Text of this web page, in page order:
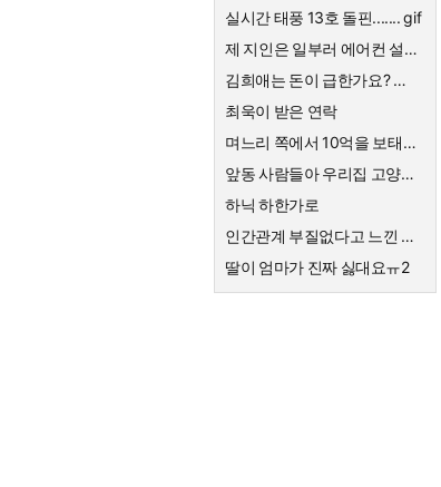
실시간 태풍 13호 돌핀....... gif
제 지인은 일부러 에어컨 설치를 안해요
김희애는 돈이 급한가요? 왜 친근한척 예능하죠?
최욱이 받은 연락
며느리 쪽에서 10억을 보태준대요.
앞동 사람들아 우리집 고양이한테 큰절해라
하닉 하한가로
인간관계 부질없다고 느낀 순간
딸이 엄마가 진짜 싫대요ㅠ2